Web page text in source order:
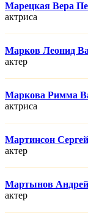
Марецкая Вера
актриса
Марков Леонид
актер
Маркова Римма
актриса
Мартинсон
актер
Мартынов
актер